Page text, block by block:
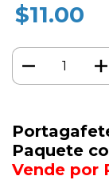
$11.00
Paquete
Vende por